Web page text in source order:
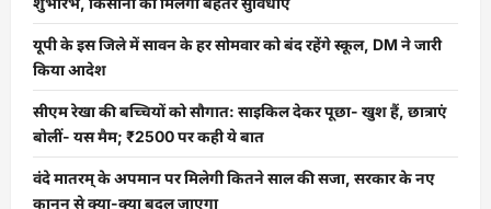
यूपी के इस जिले में सावन के हर सोमवार को बंद रहेंगे स्कूल, DM ने जारी
किया आदेश
सीएम रेखा की बच्चियों को सौगात: साइकिल देकर पूछा- खुश हैं, छात्राएं
बोलीं- यस मैम; ₹2500 पर कही ये बात
वंदे मातरम् के अपमान पर मिलेगी कितने साल की सजा, सरकार के नए
कानून से क्या-क्या बदल जाएगा